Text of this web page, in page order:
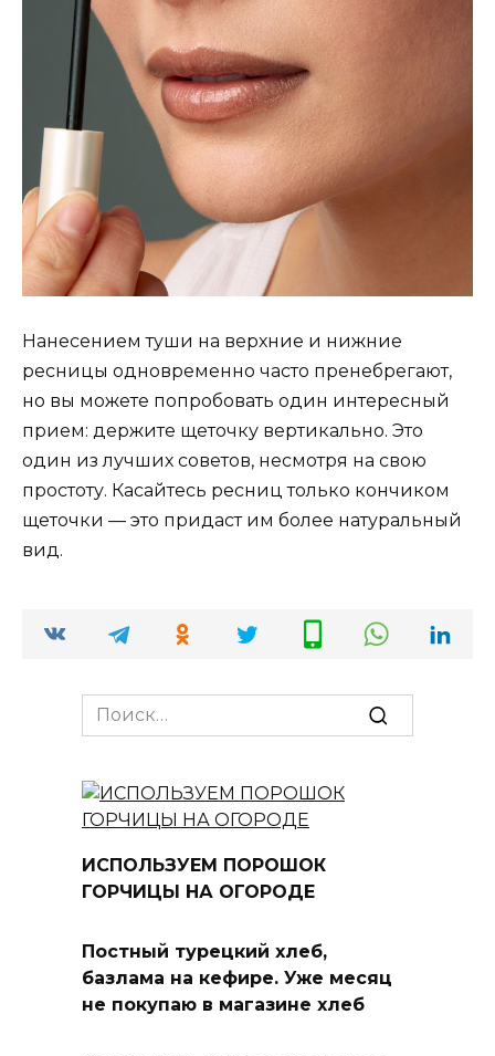
Нанесением туши на верхние и нижние
ресницы одновременно часто пренебрегают,
но вы можете попробовать один интересный
прием: держите щеточку вертикально. Это
один из лучших советов, несмотря на свою
простоту. Касайтесь ресниц только кончиком
щеточки — это придаст им более натуральный
вид.
Search
for:
ИСПОЛЬЗУЕМ ПОРОШОК
ГОРЧИЦЫ НА ОГОРОДЕ
Постный турецкий хлеб,
базлама на кефире. Уже месяц
не покупаю в магазине хлеб